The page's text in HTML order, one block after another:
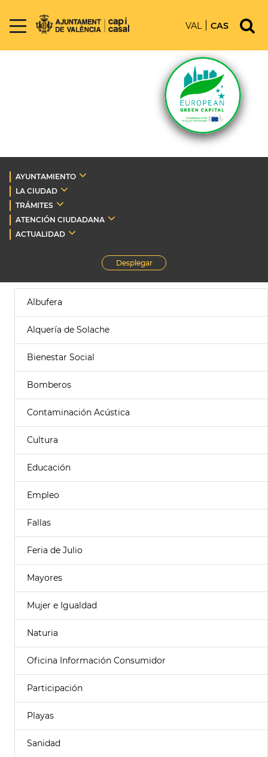
VAL CAS
AYUNTAMIENTO
LA CIUDAD
TRÁMITES
ATENCIÓN CIUDADANA
ACTUALIDAD
Desplegar
Albufera
Alquería de Solache
Bienestar Social
Bomberos
Contaminación Acústica
Cultura
Educación
Empleo
Fallas
Feria de Julio
Mayores
Mujer e Igualdad
Naturia
Oficina Información Consumidor
Participación
Playas
Sanidad